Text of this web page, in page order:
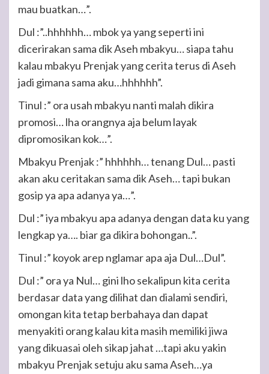
mau buatkan…”.
Dul :”..hhhhhh… mbok ya yang seperti ini
dicerirakan sama dik Aseh mbakyu… siapa tahu
kalau mbakyu Prenjak yang cerita terus di Aseh
jadi gimana sama aku…hhhhhh”.
Tinul :” ora usah mbakyu nanti malah dikira
promosi… lha orangnya aja belum layak
dipromosikan kok…”.
Mbakyu Prenjak :” hhhhhh… tenang Dul… pasti
akan aku ceritakan sama dik Aseh… tapi bukan
gosip ya apa adanya ya…”.
Dul :” iya mbakyu apa adanya dengan data ku yang
lengkap ya…. biar ga dikira bohongan..”.
Tinul :” koyok arep nglamar apa aja Dul…Dul”.
Dul :” ora ya Nul… gini lho sekalipun kita cerita
berdasar data yang dilihat dan dialami sendiri,
omongan kita tetap berbahaya dan dapat
menyakiti orang kalau kita masih memiliki jiwa
yang dikuasai oleh sikap jahat …tapi aku yakin
mbakyu Prenjak setuju aku sama Aseh…ya